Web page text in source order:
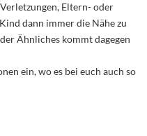
Eltern- oder
dann immer die Nähe zu
Ähnliches kommt dagegen
ein, wo es bei euch auch so